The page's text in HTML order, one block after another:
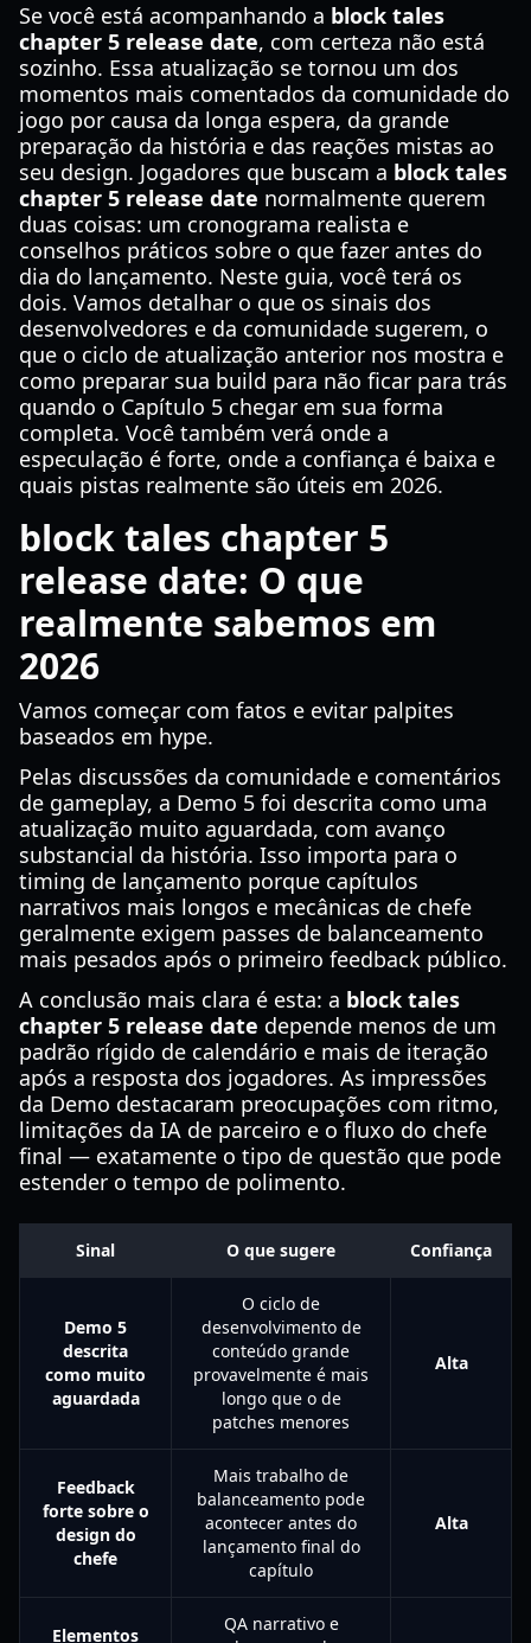
Se você está acompanhando a block tales
chapter 5 release date, com certeza não está
sozinho. Essa atualização se tornou um dos
momentos mais comentados da comunidade do
jogo por causa da longa espera, da grande
preparação da história e das reações mistas ao
seu design. Jogadores que buscam a block tales
chapter 5 release date normalmente querem
duas coisas: um cronograma realista e
conselhos práticos sobre o que fazer antes do
dia do lançamento. Neste guia, você terá os
dois. Vamos detalhar o que os sinais dos
desenvolvedores e da comunidade sugerem, o
que o ciclo de atualização anterior nos mostra e
como preparar sua build para não ficar para trás
quando o Capítulo 5 chegar em sua forma
completa. Você também verá onde a
especulação é forte, onde a confiança é baixa e
quais pistas realmente são úteis em 2026.
block tales chapter 5
release date: O que
realmente sabemos em
2026
Vamos começar com fatos e evitar palpites
baseados em hype.
Pelas discussões da comunidade e comentários
de gameplay, a Demo 5 foi descrita como uma
atualização muito aguardada, com avanço
substancial da história. Isso importa para o
timing de lançamento porque capítulos
narrativos mais longos e mecânicas de chefe
geralmente exigem passes de balanceamento
mais pesados após o primeiro feedback público.
A conclusão mais clara é esta: a block tales
chapter 5 release date depende menos de um
padrão rígido de calendário e mais de iteração
após a resposta dos jogadores. As impressões
da Demo destacaram preocupações com ritmo,
limitações da IA de parceiro e o fluxo do chefe
final — exatamente o tipo de questão que pode
estender o tempo de polimento.
Sinal O que sugere Confiança
Demo 5
descrita
como muito
aguardada
O ciclo de
desenvolvimento de
conteúdo grande
provavelmente é mais
longo que o de
patches menores
Alta
Feedback
forte sobre o
design do
chefe
Mais trabalho de
balanceamento pode
acontecer antes do
lançamento final do
capítulo
Alta
Elementos
QA narrativo e